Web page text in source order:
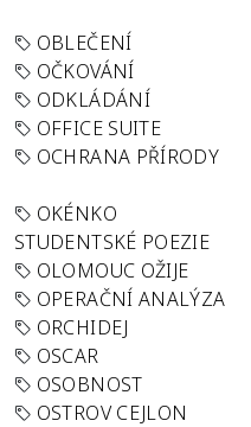
OBLEČENÍ
OČKOVÁNÍ
ODKLÁDÁNÍ
OFFICE SUITE
OCHRANA PŘÍRODY
OKÉNKO
STUDENTSKÉ POEZIE
OLOMOUC OŽIJE
OPERAČNÍ ANALÝZA
ORCHIDEJ
OSCAR
OSOBNOST
OSTROV CEJLON